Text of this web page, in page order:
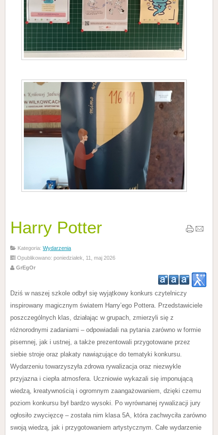
Harry Potter
Kategoria: Wydarzenia
Opublikowano: poniedziałek, 11, maj 2026
GrEgOr
Dziś w naszej szkole odbył się wyjątkowy konkurs czytelniczy
inspirowany magicznym światem Harry’ego Pottera. Przedstawiciele
poszczególnych klas, działając w grupach, zmierzyli się z
różnorodnymi zadaniami – odpowiadali na pytania zarówno w formie
pisemnej, jak i ustnej, a także prezentowali przygotowane przez
siebie stroje oraz plakaty nawiązujące do tematyki konkursu.
Wydarzeniu towarzyszyła zdrowa rywalizacja oraz niezwykle
przyjazna i ciepła atmosfera. Uczniowie wykazali się imponującą
wiedzą, kreatywnością i ogromnym zaangażowaniem, dzięki czemu
poziom konkursu był bardzo wysoki. Po wyrównanej rywalizacji jury
ogłosiło zwycięzcę – została nim klasa 5A, która zachwyciła zarówno
swoją wiedzą, jak i przygotowaniem artystycznym. Całe wydarzenie